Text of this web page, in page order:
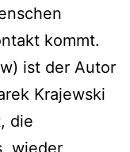
kommt.
ist der Autor
Krajewski
die
wieder